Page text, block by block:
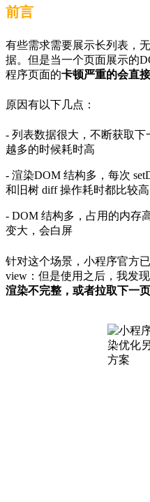
前言
有些需求需要展示长列表，
据。但是当一个页面展示的
程序页面的卡顿严重的会直
原因有以下几点：
- 列表数据很大，不断获取下
越多的时候耗时高
- 渲染DOM 结构多，每次
和旧树 diff 操作耗时都比较高
- DOM 结构多，占用的内存
变大，会白屏
针对这个场景，小程序官方
view：但是使用之后，我发
渲染不完整，或者拉取下一